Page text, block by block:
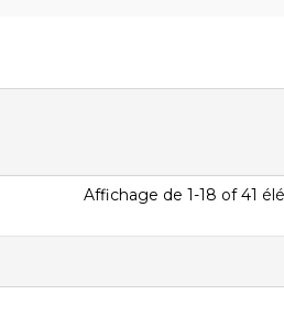
Affichage de 1-18 of 41